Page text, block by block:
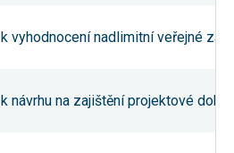
k vyhodnocení nadlimitní veřejné
k návrhu na zajištění projektové